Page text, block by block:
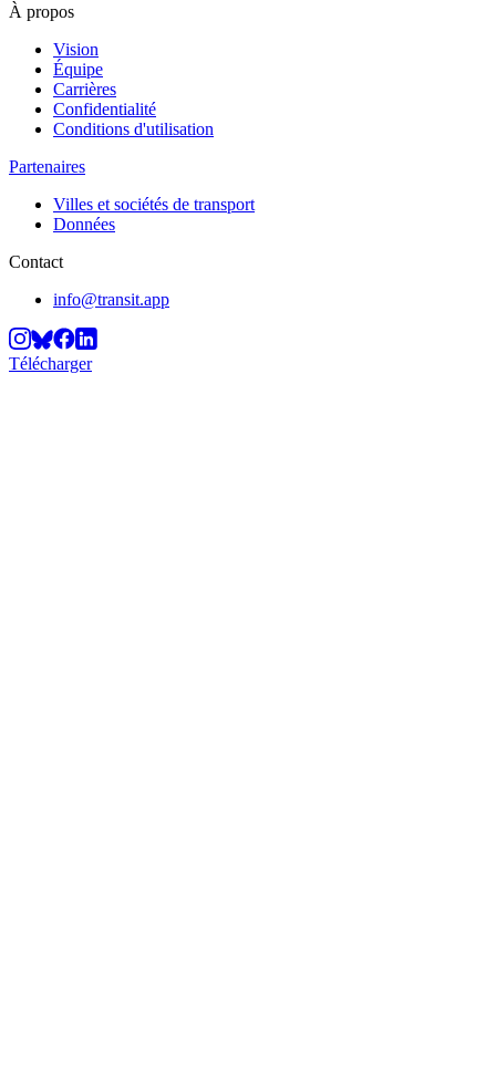
À propos
Vision
Équipe
Carrières
Confidentialité
Conditions d'utilisation
Partenaires
Villes et sociétés de transport
Données
Contact
info@transit.app
Télécharger